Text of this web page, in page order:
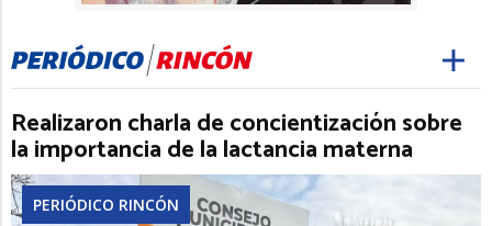
Realizaron charla de concientización sobre
la importancia de la lactancia materna
PERIÓDICO RINCÓN